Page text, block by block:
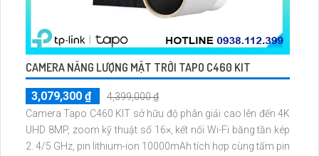
CAMERA NĂNG LƯỢNG MẶT TRỜI TAPO C460 KIT
3,079,300 ₫
4,399,000 ₫
Camera Tapo C460 KIT sở hữu độ phân giải cao lên đến 4K
UHD 8MP, zoom kỹ thuật số 16×, kết nối Wi-Fi băng tần kép
2. 4/5 GHz, pin lithium-ion 10000mAh tích hợp cùng tấm pin